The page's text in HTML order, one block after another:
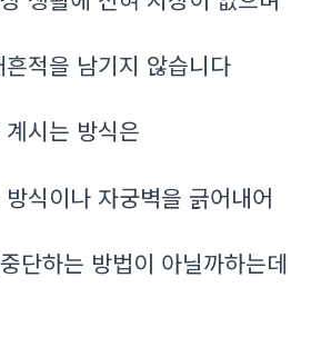
적을 남기지 않습니다
시는 방식은
식이나 자궁벽을 긁어내어
단하는 방법이 아닐까하는데